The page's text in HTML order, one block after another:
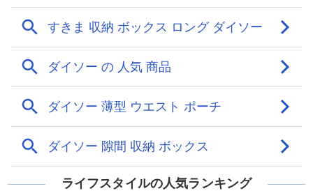
ライフスタイルの人気ランキング